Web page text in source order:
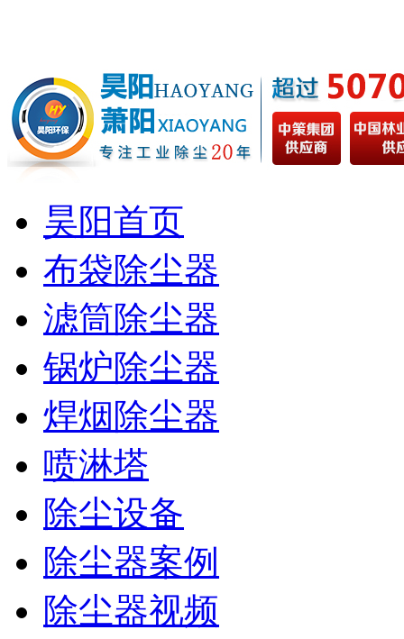
昊阳首页
布袋除尘器
滤筒除尘器
锅炉除尘器
焊烟除尘器
喷淋塔
除尘设备
除尘器案例
除尘器视频